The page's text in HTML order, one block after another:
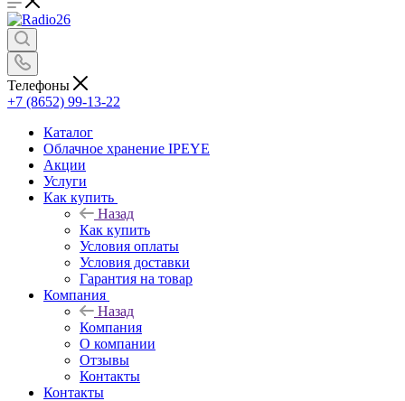
Телефоны
+7 (8652) 99-13-22
Каталог
Облачное хранение IPEYE
Акции
Услуги
Как купить
Назад
Как купить
Условия оплаты
Условия доставки
Гарантия на товар
Компания
Назад
Компания
О компании
Отзывы
Контакты
Контакты